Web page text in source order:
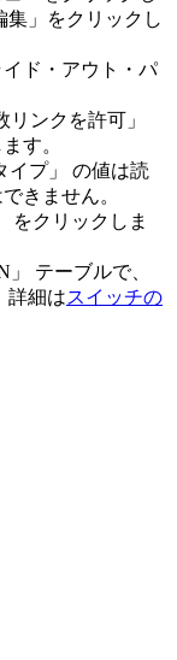
集」
をクリックし
イド・アウト・パ
リンクを許可」
す。
イプ」
の値は読
きません。
をクリックしま
」
テーブルで、
詳細はスイッチの